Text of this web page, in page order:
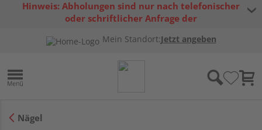
Hinweis: Abholungen sind nur nach telefonischer
oder schriftlicher Anfrage der
Mein Standort:Jetzt angeben
Nägel